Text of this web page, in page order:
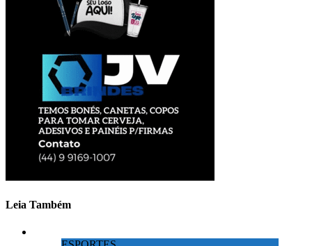
Leia Também